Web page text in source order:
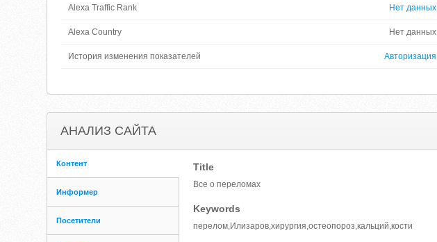
Alexa Traffic Rank Нет данных
Alexa Country Нет данных
История изменения показателей Авторизация
АНАЛИЗ САЙТА
Контент
Информер
Посетители
Title
Все о переломах
Keywords
перелом,Илизаров,хирургия,остеопороз,кальций,кости